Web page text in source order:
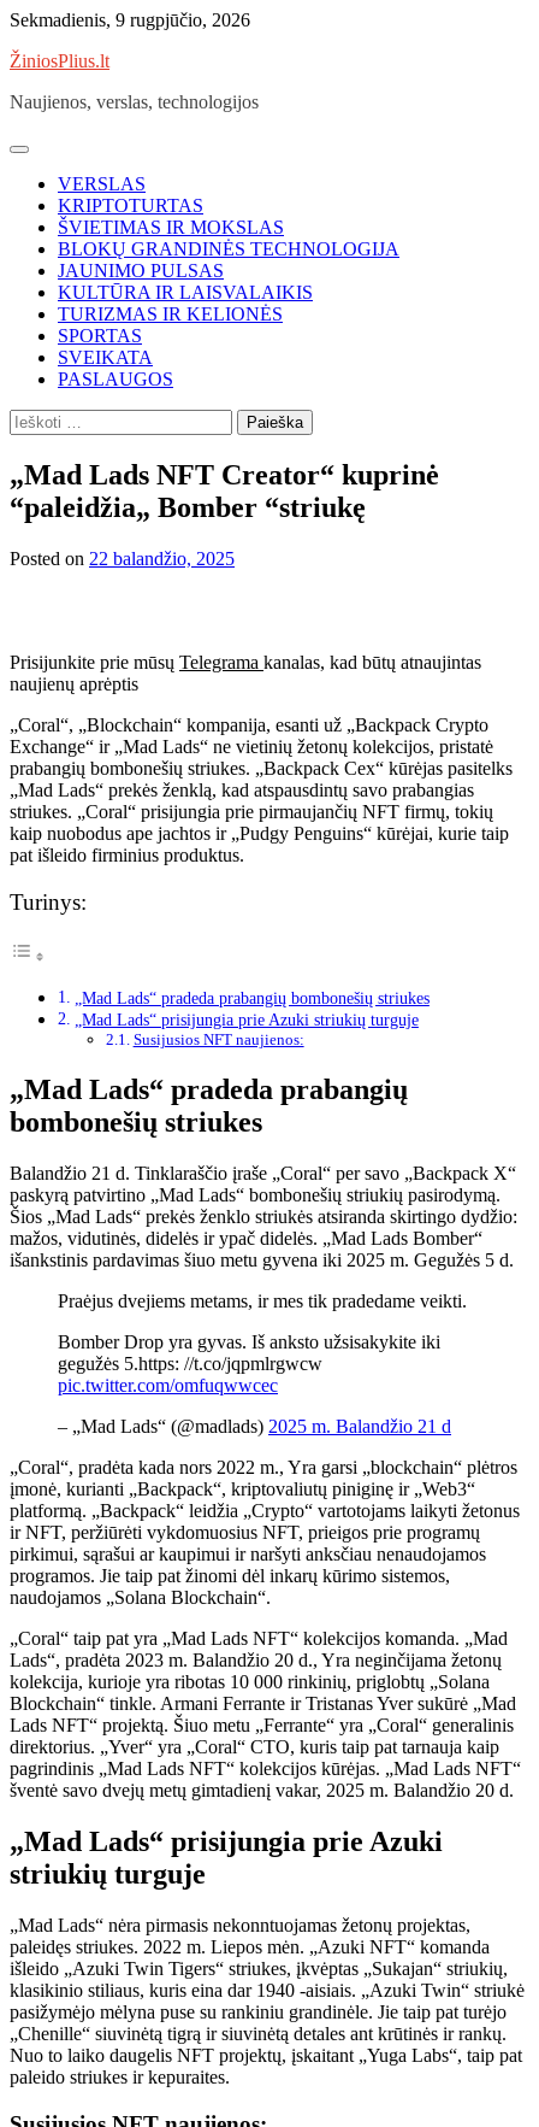
Skip
content
Sekmadienis, 9 rugpjūčio, 2026
ŽiniosPlius.lt
Naujienos, verslas, technologijos
VERSLAS
KRIPTOTURTAS
ŠVIETIMAS IR MOKSLAS
BLOKŲ GRANDINĖS TECHNOLOGIJA
JAUNIMO PULSAS
KULTŪRA IR LAISVALAIKIS
TURIZMAS IR KELIONĖS
SPORTAS
SVEIKATA
PASLAUGOS
Ieškoti:
„Mad Lads NFT Creator“ kuprinė
“paleidžia„ Bomber “striukę
Posted on 22 balandžio, 2025
Prisijunkite prie mūsų Telegrama kanalas, kad būtų atnaujintas
naujienų aprėptis
„Coral“, „Blockchain“ kompanija, esanti už „Backpack Crypto
Exchange“ ir „Mad Lads“ ne vietinių žetonų kolekcijos, pristatė
prabangių bombonešių striukes. „Backpack Cex“ kūrėjas pasitelks
„Mad Lads“ prekės ženklą, kad atspausdintų savo prabangias
striukes. „Coral“ prisijungia prie pirmaujančių NFT firmų, tokių
kaip nuobodus ape jachtos ir „Pudgy Penguins“ kūrėjai, kurie taip
pat išleido firminius produktus.
Turinys:
„Mad Lads“ pradeda prabangių bombonešių striukes
„Mad Lads“ prisijungia prie Azuki striukių turguje
Susijusios NFT naujienos:
„Mad Lads“ pradeda prabangių
bombonešių striukes
Balandžio 21 d. Tinklaraščio įraše „Coral“ per savo „Backpack X“
paskyrą patvirtino „Mad Lads“ bombonešių striukių pasirodymą.
Šios „Mad Lads“ prekės ženklo striukės atsiranda skirtingo dydžio:
mažos, vidutinės, didelės ir ypač didelės. „Mad Lads Bomber“
išankstinis pardavimas šiuo metu gyvena iki 2025 m. Gegužės 5 d.
Praėjus dvejiems metams, ir mes tik pradedame veikti.
Bomber Drop yra gyvas. Iš anksto užsisakykite iki
gegužės 5.https: //t.co/jqpmlrgwcw
pic.twitter.com/omfuqwwcec
– „Mad Lads“ (@madlads) 2025 m. Balandžio 21 d
„Coral“, pradėta kada nors 2022 m., Yra garsi „blockchain“ plėtros
įmonė, kurianti „Backpack“, kriptovaliutų piniginę ir „Web3“
platformą. „Backpack“ leidžia „Crypto“ vartotojams laikyti žetonus
ir NFT, peržiūrėti vykdomuosius NFT, prieigos prie programų
pirkimui, sąrašui ar kaupimui ir naršyti anksčiau nenaudojamos
programos. Jie taip pat žinomi dėl inkarų kūrimo sistemos,
naudojamos „Solana Blockchain“.
„Coral“ taip pat yra „Mad Lads NFT“ kolekcijos komanda. „Mad
Lads“, pradėta 2023 m. Balandžio 20 d., Yra neginčijama žetonų
kolekcija, kurioje yra ribotas 10 000 rinkinių, priglobtų „Solana
Blockchain“ tinkle. Armani Ferrante ir Tristanas Yver sukūrė „Mad
Lads NFT“ projektą. Šiuo metu „Ferrante“ yra „Coral“ generalinis
direktorius. „Yver“ yra „Coral“ CTO, kuris taip pat tarnauja kaip
pagrindinis „Mad Lads NFT“ kolekcijos kūrėjas. „Mad Lads NFT“
šventė savo dvejų metų gimtadienį vakar, 2025 m. Balandžio 20 d.
„Mad Lads“ prisijungia prie Azuki
striukių turguje
„Mad Lads“ nėra pirmasis nekonntuojamas žetonų projektas,
paleidęs striukes. 2022 m. Liepos mėn. „Azuki NFT“ komanda
išleido „Azuki Twin Tigers“ striukes, įkvėptas „Sukajan“ striukių,
klasikinio stiliaus, kuris eina dar 1940 -aisiais. „Azuki Twin“ striukė
pasižymėjo mėlyna puse su rankiniu grandinėle. Jie taip pat turėjo
„Chenille“ siuvinėtą tigrą ir siuvinėtą detales ant krūtinės ir rankų.
Nuo to laiko daugelis NFT projektų, įskaitant „Yuga Labs“, taip pat
paleido striukes ir kepuraites.